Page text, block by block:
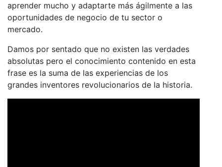
aprender mucho y adaptarte más ágilmente a las
oportunidades de negocio de tu sector o
mercado.
Damos por sentado que no existen las verdades
absolutas pero el conocimiento contenido en esta
frase es la suma de las experiencias de los
grandes inventores revolucionarios de la historia.